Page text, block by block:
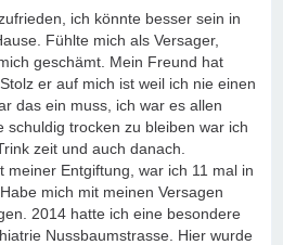
ich könnte besser sein in
Fühlte mich als Versager,
geschämt. Mein Freund hat
er auf mich ist weil ich nie einen
das ein muss, ich war es allen
schuldig trocken zu bleiben war ich
zeit und auch danach.
meiner Entgiftung, war ich 11 mal in
mich mit meinen Versagen
2014 hatte ich eine besondere
Nussbaumstrasse. Hier wurde